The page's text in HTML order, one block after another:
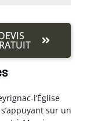
l’Église
sur un